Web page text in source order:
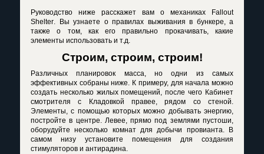
Руководство ниже расскажет вам о механиках
Fallout
Shelter. Вы узнаете о правилах выживания в бункере, а
также о том, как его правильно прокачивать, какие
элементы использовать и т.д.
Строим, строим, строим!
Различных планировок масса, но одни из самых
эффективных собраны ниже. К примеру, для начала можно
создать несколько жилых помещений, после чего Кабинет
смотрителя с Кладовкой правее, рядом со стеной.
Элементы, с помощью которых можно добывать энергию,
постройте в центре. Левее, прямо под землями пустоши,
оборудуйте несколько комнат для добычи провианта. В
самом низу установите помещения для создания
стимуляторов и антирадина.